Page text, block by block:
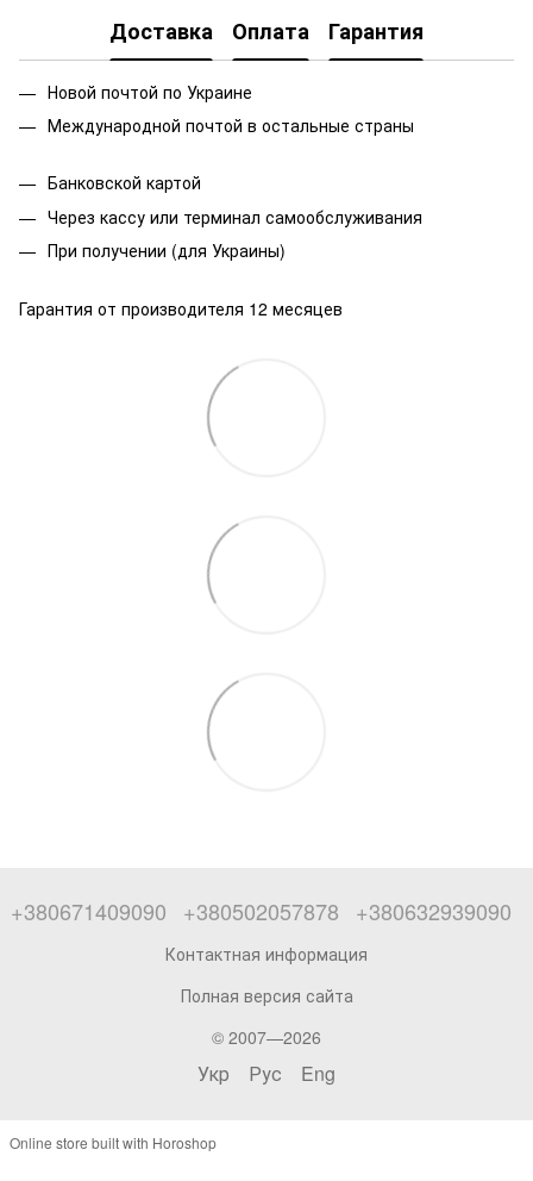
Доставка Оплата Гарантия
Новой почтой по Украине
Международной почтой в остальные страны
Банковской картой
Через кассу или терминал самообслуживания
При получении (для Украины)
Гарантия от производителя 12 месяцев
+380671409090 +380502057878 +380632939090
Контактная информация
Полная версия сайта
© 2007—2026
Укр Рус Eng
Online store built with Horoshop